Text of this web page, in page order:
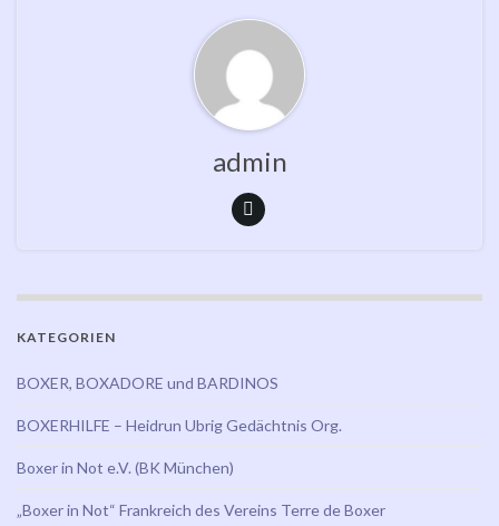
admin
KATEGORIEN
BOXER, BOXADORE und BARDINOS
BOXERHILFE – Heidrun Ubrig Gedächtnis Org.
Boxer in Not e.V. (BK München)
„Boxer in Not“ Frankreich des Vereins Terre de Boxer